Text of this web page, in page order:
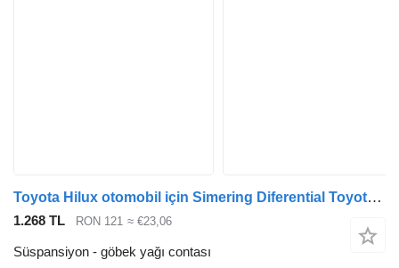
Toyota Hilux otomobil için Simering Diferential Toyota Hilux 9031141014 göbek yağı contası
1.268 TL RON 121 ≈ €23,06
Süspansiyon - göbek yağı contası